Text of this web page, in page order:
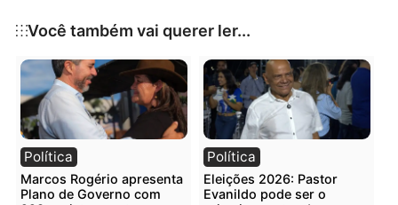
O Plano Municipal de Turismo agora segue para
discussão e votação na Câmara de Vereadores.
Publicidade
Categorias
Turismo